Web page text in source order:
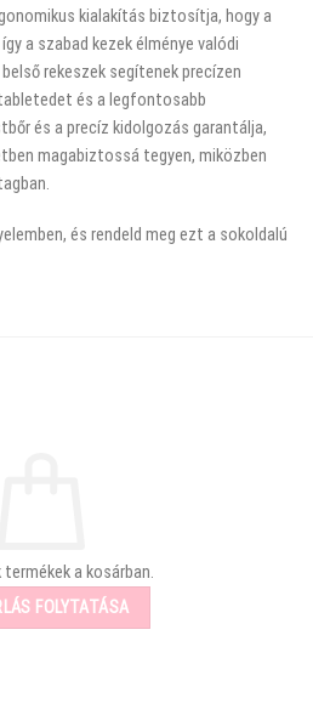
kialakítás biztosítja, hogy a
a szabad kezek élménye valódi
rekeszek segítenek precízen
és a legfontosabb
és a precíz kidolgozás garantálja,
magabiztossá tegyen, miközben
és rendeld meg ezt a sokoldalú
termékek a kosárban.
FOLYTATÁSA